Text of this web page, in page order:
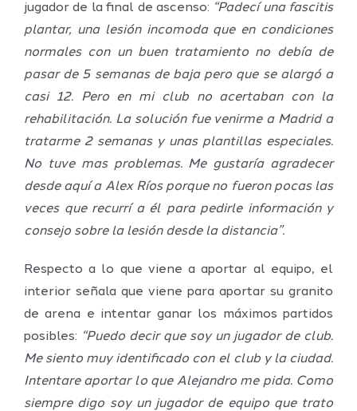
jugador de la final de ascenso: “Padecí una fascitis
plantar, una lesión incomoda que en condiciones
normales con un buen tratamiento no debía de
pasar de 5 semanas de baja pero que se alargó a
casi 12. Pero en mi club no acertaban con la
rehabilitación. La solución fue venirme a Madrid a
tratarme 2 semanas y unas plantillas especiales.
No tuve mas problemas. Me gustaría agradecer
desde aquí a Alex Ríos porque no fueron pocas las
veces que recurrí a él para pedirle información y
consejo sobre la lesión desde la distancia”.
Respecto a lo que viene a aportar al equipo, el
interior señala que viene para aportar su granito
de arena e intentar ganar los máximos partidos
posibles: “Puedo decir que soy un jugador de club.
Me siento muy identificado con el club y la ciudad.
Intentare aportar lo que Alejandro me pida. Como
siempre digo soy un jugador de equipo que trato